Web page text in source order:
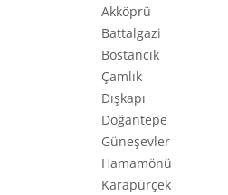
Akköprü
Battalgazi
Bostancık
Çamlık
Dışkapı
Doğantepe
Güneşevler
Hamamönü
Karapürçek